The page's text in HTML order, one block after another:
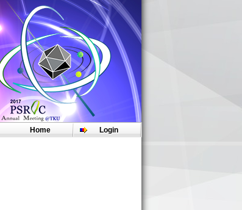
【請點此處Click Here】。 Login
Home